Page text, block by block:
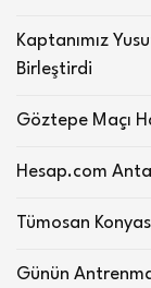
Kaptanımız
Birleştirdi
Göztepe Maçı
Hesap.com
Tümosan
Günün